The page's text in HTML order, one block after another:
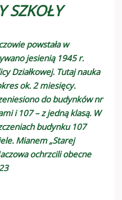
SZKOŁY
powstała w
jesienią 1945 r.
Działkowej. Tutaj nauka
ok. 2 miesięcy.
do budynków nr
i 107 – z jedną klasą. W
budynku 107
Mianem „Starej
ochrzcili obecne